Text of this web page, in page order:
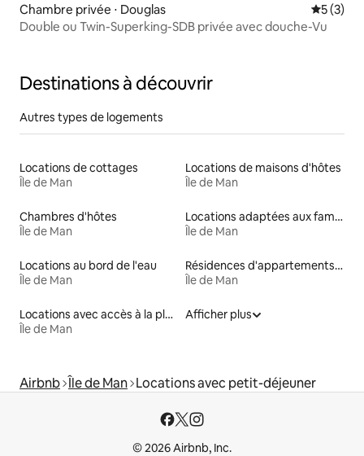
Chambre privée ⋅ Douglas
5 (3)
Double ou Twin-Superking-SDB privée avec douche-Vu
Destinations à découvrir
Autres types de logements
Locations de cottages
Île de Man
Locations de maisons d'hôtes
Île de Man
Chambres d'hôtes
Île de Man
Locations adaptées aux familles
Île de Man
Locations au bord de l'eau
Île de Man
Résidences d'appartements en location
Île de Man
Locations avec accès à la plage
Île de Man
Afficher plus
Airbnb Île de Man Locations avec petit-déjeuner
© 2026 Airbnb, Inc.